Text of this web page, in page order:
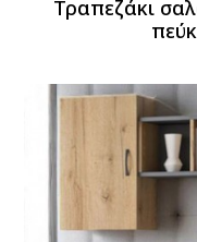
Τραπεζάκι